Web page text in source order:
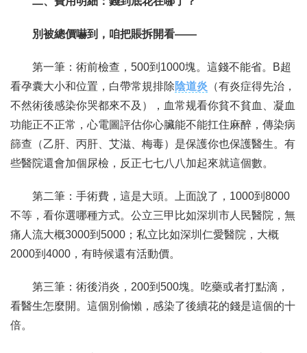
別被總價嚇到，咱把賬拆開看——
第一筆：術前檢查，500到1000塊。這錢不能省。B超
看孕囊大小和位置，白帶常規排除陰道炎 （有炎症得先治，
不然術後感染你哭都來不及），血常规看你貧不貧血、凝血
功能正不正常，心電圖評估你心臟能不能扛住麻醉，傳染病
篩查（乙肝、丙肝、艾滋、梅毒）是保護你也保護醫生。有
些醫院還會加個尿檢，反正七七八八加起來就這個數。
第二筆：手術費，這是大頭。上面說了，1000到8000
不等，看你選哪種方式。公立三甲比如深圳市人民醫院，無
痛人流大概3000到5000；私立比如深圳仁愛醫院，大概
2000到4000，有時候還有活動價。
第三筆：術後消炎，200到500塊。吃藥或者打點滴，
看醫生怎麼開。這個別偷懶，感染了後續花的錢是這個的十
倍。